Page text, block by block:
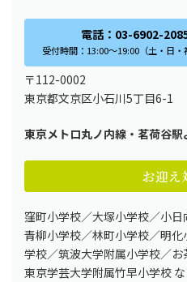
電話：03-6902-
受付時間：13:00～19:00（土・日・
〒112-0002
東京都文京区小石川5丁目6-1
東京メトロ丸ノ内線・茗荷谷
お迎え
窪町小学校／大塚小学校／小
青柳小学校／林町小学校／明
学校／筑波大学附属小学校／
東京学芸大学附属竹早小学校